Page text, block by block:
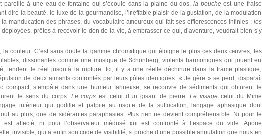
pareille à une eau de fontaine qui s’écoule dans la plaine du dos, la boucheest une fraise
dire la beauté, le luxe de la gourmandise, l’ineffable plaisir de la gustation, de la modulation
la manducation des phrases, du vocabulaire amoureux qui fait ses efflorescences infinies ; les
prêtes à recevoir le don de la vie, à embrasser ce qui, d’aventure, voudrait bien s’y
, la couleur. C’est sans doute la gamme chromatique qui éloigne le plus ces deux œuvres, les
dissonantes comme une musique de Schönberg, violents harmoniques qui jouent en
tendent le réel jusqu’à la rupture. Ici, il y a une réelle déchirure dans la trame plastique,
de deux aimants confrontés par leurs pôles identiques. « Je gère » se perd, disparaît
compact, s’empâte dans une humeur farineuse, se recouvre de sédiments qui obturent le
le sens du corps. Le corps est celui d’un gisant de pierre.Le visage celui du Mime
intérieur qui godille et palpite au risque de la suffocation, langage aphasique dont
tout au plus, que de sidérantes paraphasies. Plus rien ne devient compréhensible. Ni pour le
affecté, ni pour l’observateur médusé qui est confronté à l’espace du vide. Aporie
invisible, qui a enfin son code de visibilité, si proche d’une possible annulation que nous en